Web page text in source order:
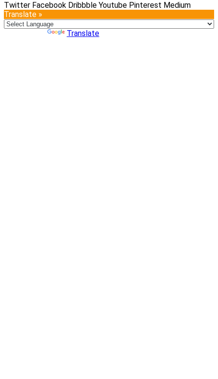
Twitter Facebook Dribbble Youtube Pinterest Medium
Translate »
Translate